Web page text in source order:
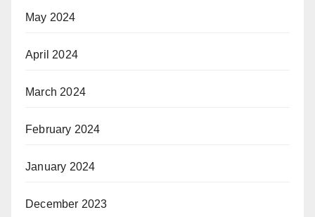
May 2024
April 2024
March 2024
February 2024
January 2024
December 2023